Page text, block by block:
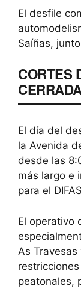
El desfile
Saíñas,
CORTES
El día del
la Avenida
desde las
más largo e
para el
El operativo
As
peatonales,